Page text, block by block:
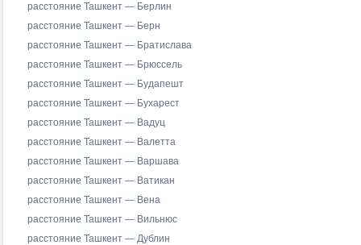
расстояние Ташкент — Берлин
расстояние Ташкент — Берн
расстояние Ташкент — Братислава
расстояние Ташкент — Брюссель
расстояние Ташкент — Будапешт
расстояние Ташкент — Бухарест
расстояние Ташкент — Вадуц
расстояние Ташкент — Валетта
расстояние Ташкент — Варшава
расстояние Ташкент — Ватикан
расстояние Ташкент — Вена
расстояние Ташкент — Вильнюс
расстояние Ташкент — Дублин